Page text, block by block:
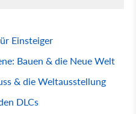
Einsteiger
Bauen & die Neue Welt
& die Weltausstellung
DLCs